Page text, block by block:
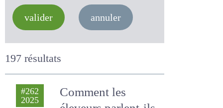
valider annuler
197 résultats
#262